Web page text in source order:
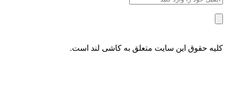
کلیه حقوق این سایت متعلق به کاشی لند است.